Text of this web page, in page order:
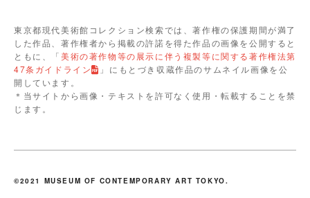
東京都現代美術館コレクション検索では、著作権の保護期間が満了
した作品、著作権者から掲載の許諾を得た作品の画像を公開すると
ともに、「美術の著作物等の展示に伴う複製等に関する著作権法第
47条ガイドライン
」にもとづき収蔵作品のサムネイル画像を公
開しています。
＊当サイトから画像・テキストを許可なく使用・転載することを禁
じます。
©2021 MUSEUM OF CONTEMPORARY ART TOKYO.